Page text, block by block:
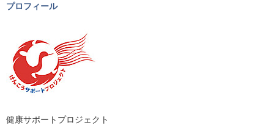
プロフィール
健康サポートプロジェクト